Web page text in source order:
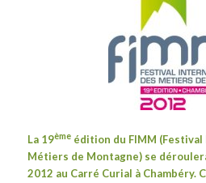
La 19èmeédition du FIMM
Métiers de Montagne) se
2012 au Carré Curial à Chambéry.